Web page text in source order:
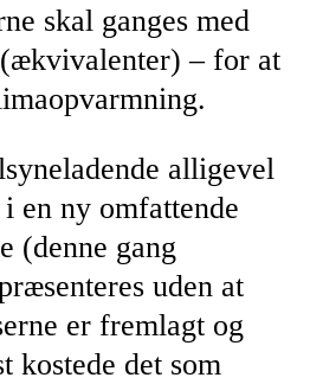
skal ganges med
– for at
alligevel
en ny omfattende
(denne gang
uden at
er fremlagt og
kostede det som